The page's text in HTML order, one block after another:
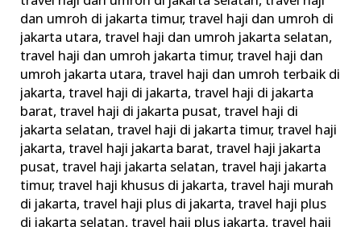
dan umroh di jakarta timur,travel haji dan umroh di
jakarta utara,travel haji dan umroh jakarta selatan,
travel haji dan umroh jakarta timur,travel haji dan
umroh jakarta utara,travel haji dan umroh terbaik di
jakarta,travel haji di jakarta,travel haji di jakarta
barat,travel haji di jakarta pusat,travel haji di
jakarta selatan,travel haji di jakarta timur,travel haji
jakarta,travel haji jakarta barat,travel haji jakarta
pusat,travel haji jakarta selatan,travel haji jakarta
timur,travel haji khusus di jakarta,travel haji murah
di jakarta,travel haji plus di jakarta,travel haji plus
di jakarta selatan,travel haji plus jakarta,travel haji